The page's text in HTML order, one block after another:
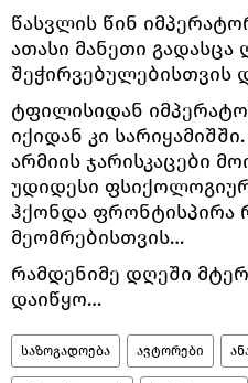
წასვლის წინ
ათასი მანეთი გადასცა
შეჭირვებულებისთვის
ტფილისიდან
იქიდან კი
არმიის ჯარისკაცები
უდიდესი
ჰქონდა ფრონტისპირა
მეომრებისთვის…
რამდენიმე დღეში
დაიწყო…
საზოგადოება ავტორები